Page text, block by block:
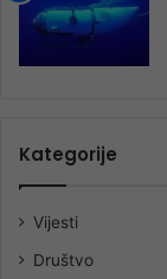
Kategorije
Vijesti
Društvo